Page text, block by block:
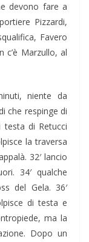
devono fare a
Pizzardi,
Favero
c’è Marzullo, al
niente da
che respinge di
testa di Retucci
la traversa
32′ lancio
34′ qualche
del Gela. 36′
di testa e
ma la
Dopo un